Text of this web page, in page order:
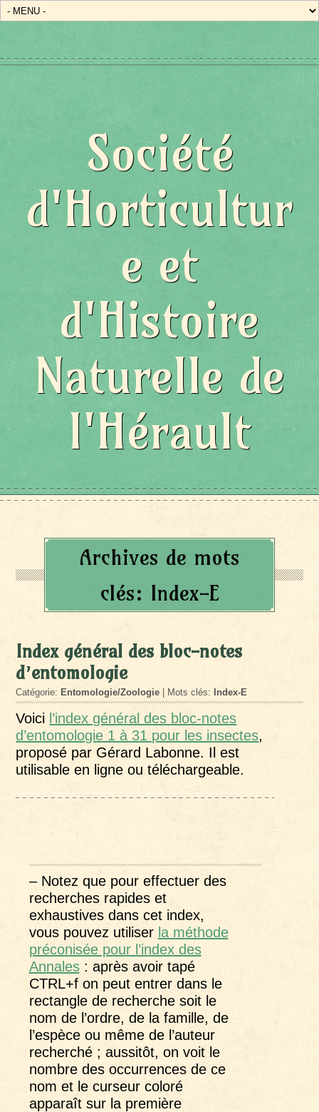
Société
d'Horticultur
e et
d'Histoire
Naturelle de
l'Hérault
Archives de mots
clés:Index-E
Index général des bloc-notes
d’entomologie
Catégorie: Entomologie/Zoologie | Mots clés: Index-E
Voici l’index général des bloc-notes
d’entomologie 1 à 31 pour les insectes,
proposé par Gérard Labonne. Il est
utilisable en ligne ou téléchargeable.
– Notez que pour effectuer des
recherches rapides et
exhaustives dans cet index,
vous pouvez utiliser la méthode
préconisée pour l’index des
Annales: après avoir tapé
CTRL+f on peut entrer dans le
rectangle de recherche soit le
nom de l’ordre, de la famille, de
l’espèce ou même de l’auteur
recherché ; aussitôt, on voit le
nombre des occurrences de ce
nom et le curseur coloré
apparaît sur la première